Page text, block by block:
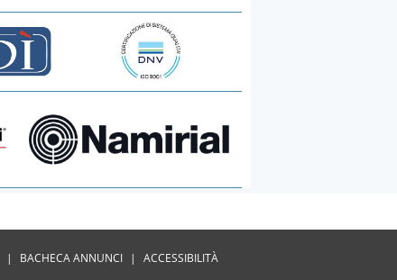
| BACHECA ANNUNCI | ACCESSIBILITÀ